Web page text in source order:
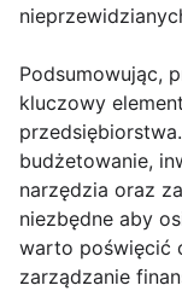
Podsumowując,
kluczowy
budżetowanie,
narzędzia oraz
niezbędne aby
warto poświęcić
zarządzanie